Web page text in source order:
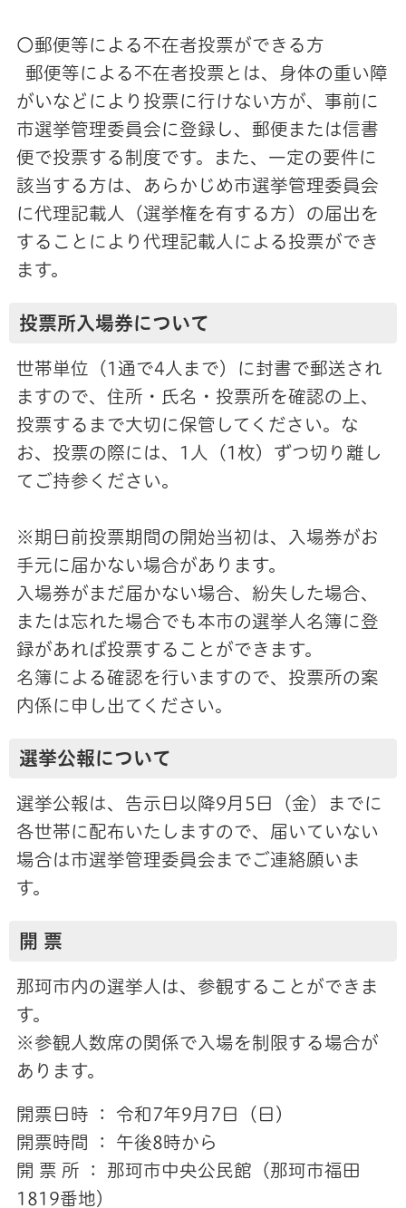
〇郵便等による不在者投票ができる方
郵便等による不在者投票とは、身体の重い障
がいなどにより投票に行けない方が、事前に
市選挙管理委員会に登録し、郵便または信書
便で投票する制度です。また、一定の要件に
該当する方は、あらかじめ市選挙管理委員会
に代理記載人（選挙権を有する方）の届出を
することにより代理記載人による投票ができ
ます。
投票所入場券について
世帯単位（1通で4人まで）に封書で郵送され
ますので、住所・氏名・投票所を確認の上、
投票するまで大切に保管してください。な
お、投票の際には、1人（1枚）ずつ切り離し
てご持参ください。
※期日前投票期間の開始当初は、入場券がお
手元に届かない場合があります。
入場券がまだ届かない場合、紛失した場合、
または忘れた場合でも本市の選挙人名簿に登
録があれば投票することができます。
名簿による確認を行いますので、投票所の案
内係に申し出てください。
選挙公報について
選挙公報は、告示日以降9月5日（金）までに
各世帯に配布いたしますので、届いていない
場合は市選挙管理委員会までご連絡願いま
す。
開 票
那珂市内の選挙人は、参観することができま
す。
※参観人数席の関係で入場を制限する場合が
あります。
開票日時 ： 令和7年9月7日（日）
開票時間 ： 午後8時から
開 票 所 ： 那珂市中央公民館（那珂市福田
1819番地）